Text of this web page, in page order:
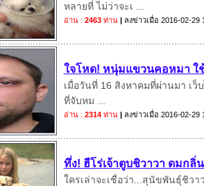
หลายที่ ไม่ว่าจะเ ...
อ่าน : 2463ท่าน | ลงข่าวเมื่อ 2016-02-29
ใจโหด! หนุ่มแขวนคอหมา ใ
เมื่อวันที่ 16 สิงหาคมที่ผ่านมา เว็
ที่จับหม ...
อ่าน : 2314ท่าน | ลงข่าวเมื่อ 2016-02-29
ทึ่ง! ฮีโร่เจ้าตูบชิวาวา ดมก
ใครเล่าจะเชื่อว่า...สุนัขพันธุ์ชิว